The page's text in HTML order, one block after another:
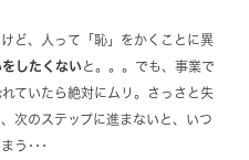
ど、人って「恥」をかくことに異
したくないと。。。でも、事業で
ていたら絶対にムリ。さっさと失
次のステップに進まないと、いつ
う･･･